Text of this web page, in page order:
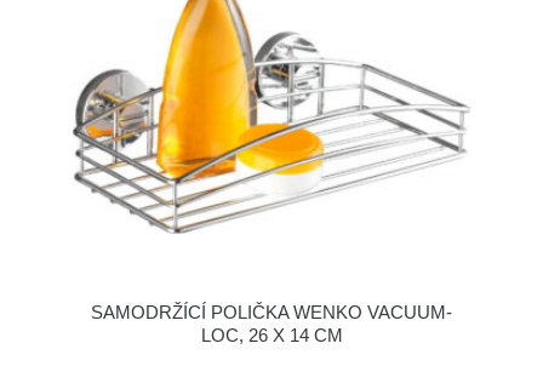
SAMODRŽÍCÍ POLIČKA WENKO VACUUM-
LOC, 26 X 14 CM